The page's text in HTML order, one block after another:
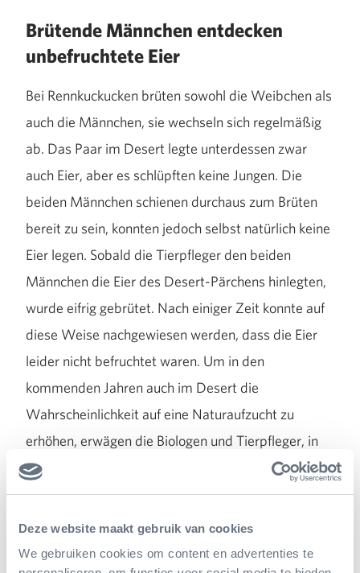
Deze website maakt gebruik van cookies
We gebruiken cookies om content en advertenties te
Brütende Männchen entdecken
unbefruchtete Eier
Bei Rennkuckucken brüten sowohl die Weibchen als
auch die Männchen, sie wechseln sich regelmäßig
ab. Das Paar im Desert legte unterdessen zwar
auch Eier, aber es schlüpften keine Jungen. Die
beiden Männchen schienen durchaus zum Brüten
bereit zu sein, konnten jedoch selbst natürlich keine
Eier legen. Sobald die Tierpfleger den beiden
Männchen die Eier des Desert-Pärchens hinlegten,
wurde eifrig gebrütet. Nach einiger Zeit konnte auf
diese Weise nachgewiesen werden, dass die Eier
leider nicht befruchtet waren. Um in den
kommenden Jahren auch im Desert die
Wahrscheinlichkeit auf eine Naturaufzucht zu
erhöhen, erwägen die Biologen und Tierpfleger, in
naher Zukunft mit einem der jetzigen Jungen ein
neues Zuchtpaar zusammenzustellen. Zudem
erwartet der Burgers’ Zoo Rennkuckuck-Eier aus
dem Zoo Diergaarde Blijdorp, wo die Vögel zwar